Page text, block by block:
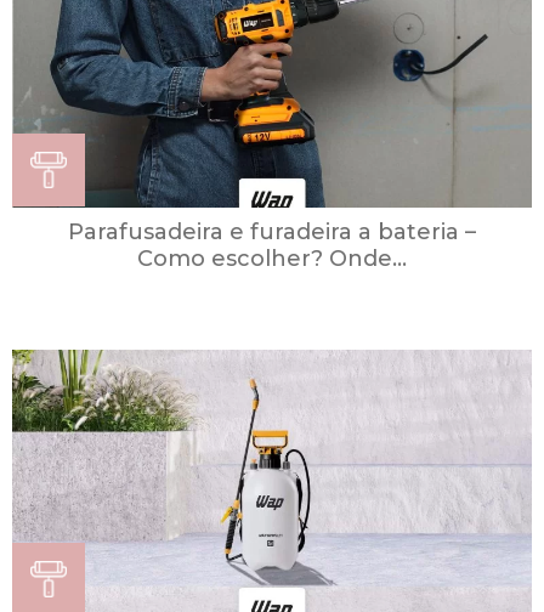
Parafusadeira e furadeira a bateria –
Como escolher? Onde...